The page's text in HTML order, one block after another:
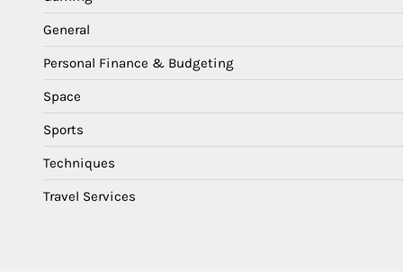
General
Personal Finance & Budgeting
Space
Sports
Techniques
Travel Services